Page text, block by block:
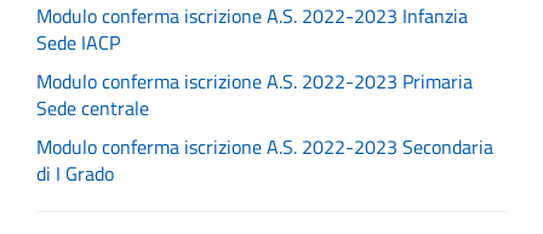
Modulo conferma iscrizione A.S. 2022-2023 Infanzia
Sede IACP
Modulo conferma iscrizione A.S. 2022-2023 Primaria
Sede centrale
Modulo conferma iscrizione A.S. 2022-2023 Secondaria
di I Grado